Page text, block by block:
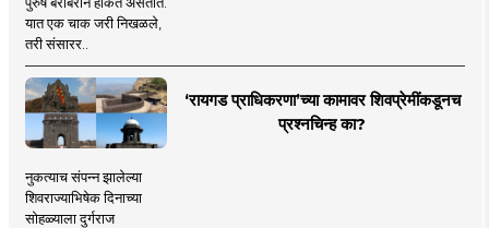
यात एक चाक जरी निखळले,
तरी संसारर..
‘रायगड प्राधिकरणा’च्या कामावर शिवप्रेमींकडूनच
प्रश्नचिन्ह का?
नुकत्याच संपन्न झालेल्या
शिवराज्याभिषेक दिनाच्या
सोहळ्याला दुर्गराज